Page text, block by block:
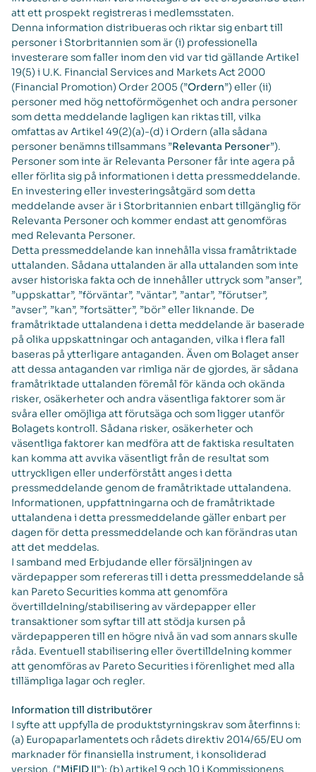
att ett prospekt registreras i medlemsstaten.
Denna information distribueras och riktar sig enbart till
personer i Storbritannien som är (i) professionella
investerare som faller inom den vid var tid gällande Artikel
19(5) i U.K. Financial Services and Markets Act 2000
(Financial Promotion) Order 2005 (”Ordern”) eller (ii)
personer med hög nettoförmögenhet och andra personer
som detta meddelande lagligen kan riktas till, vilka
omfattas av Artikel 49(2)(a)-(d) i Ordern (alla sådana
personer benämns tillsammans ”Relevanta Personer”).
Personer som inte är Relevanta Personer får inte agera på
eller förlita sig på informationen i detta pressmeddelande.
En investering eller investeringsåtgärd som detta
meddelande avser är i Storbritannien enbart tillgänglig för
Relevanta Personer och kommer endast att genomföras
med Relevanta Personer.
Detta pressmeddelande kan innehålla vissa framåtriktade
uttalanden. Sådana uttalanden är alla uttalanden som inte
avser historiska fakta och de innehåller uttryck som ”anser”,
”uppskattar”, ”förväntar”, ”väntar”, ”antar”, ”förutser”,
”avser”, ”kan”, ”fortsätter”, ”bör” eller liknande. De
framåtriktade uttalandena i detta meddelande är baserade
på olika uppskattningar och antaganden, vilka i flera fall
baseras på ytterligare antaganden. Även om Bolaget anser
att dessa antaganden var rimliga när de gjordes, är sådana
framåtriktade uttalanden föremål för kända och okända
risker, osäkerheter och andra väsentliga faktorer som är
svåra eller omöjliga att förutsäga och som ligger utanför
Bolagets kontroll. Sådana risker, osäkerheter och
väsentliga faktorer kan medföra att de faktiska resultaten
kan komma att avvika väsentligt från de resultat som
uttryckligen eller underförstått anges i detta
pressmeddelande genom de framåtriktade uttalandena.
Informationen, uppfattningarna och de framåtriktade
uttalandena i detta pressmeddelande gäller enbart per
dagen för detta pressmeddelande och kan förändras utan
att det meddelas.
I samband med Erbjudande eller försäljningen av
värdepapper som refereras till i detta pressmeddelande så
kan Pareto Securities komma att genomföra
övertilldelning/stabilisering av värdepapper eller
transaktioner som syftar till att stödja kursen på
värdepapperen till en högre nivå än vad som annars skulle
råda. Eventuell stabilisering eller övertilldelning kommer
att genomföras av Pareto Securities i förenlighet med alla
tillämpliga lagar och regler.
Information till distributörer
I syfte att uppfylla de produktstyrningskrav som återfinns i:
(a) Europaparlamentets och rådets direktiv 2014/65/EU om
marknader för finansiella instrument, i konsoliderad
version, ("MiFID II"); (b) artikel 9 och 10 i Kommissionens